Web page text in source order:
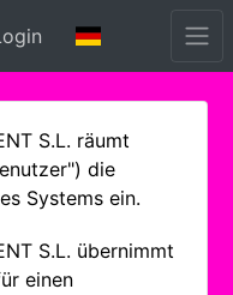
S.L. räumt
die
Systems ein.
S.L. übernimmt
einen